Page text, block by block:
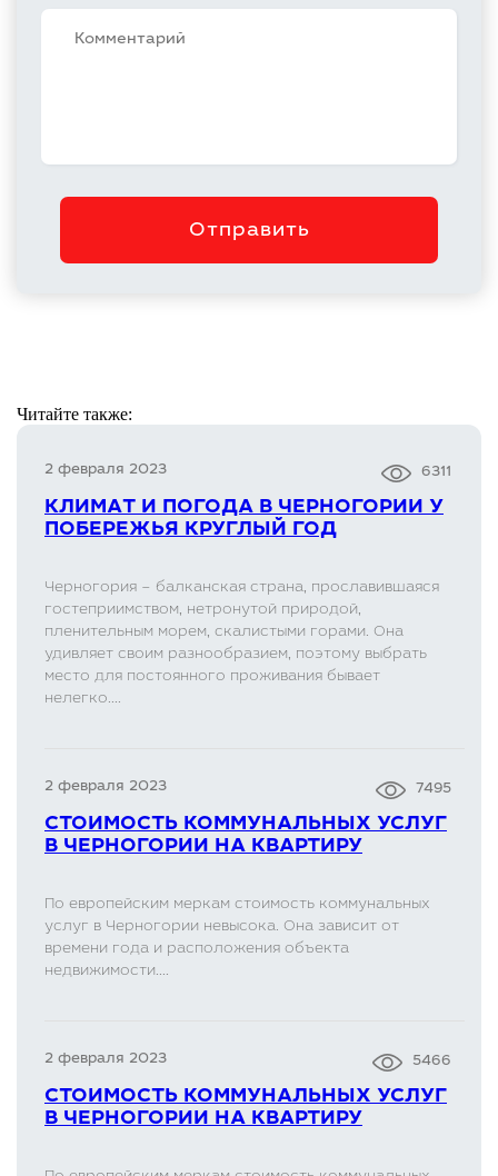
Отправить
Читайте также:
2 февраля 2023 6311
КЛИМАТ И ПОГОДА В ЧЕРНОГОРИИ У
ПОБЕРЕЖЬЯ КРУГЛЫЙ ГОД
Черногория – балканская страна, прославившаяся
гостеприимством, нетронутой природой,
пленительным морем, скалистыми горами. Она
удивляет своим разнообразием, поэтому выбрать
место для постоянного проживания бывает
нелегко....
2 февраля 2023 7495
СТОИМОСТЬ КОММУНАЛЬНЫХ УСЛУГ
В ЧЕРНОГОРИИ НА КВАРТИРУ
По европейским меркам стоимость коммунальных
услуг в Черногории невысока. Она зависит от
времени года и расположения объекта
недвижимости....
2 февраля 2023 5466
СТОИМОСТЬ КОММУНАЛЬНЫХ УСЛУГ
В ЧЕРНОГОРИИ НА КВАРТИРУ